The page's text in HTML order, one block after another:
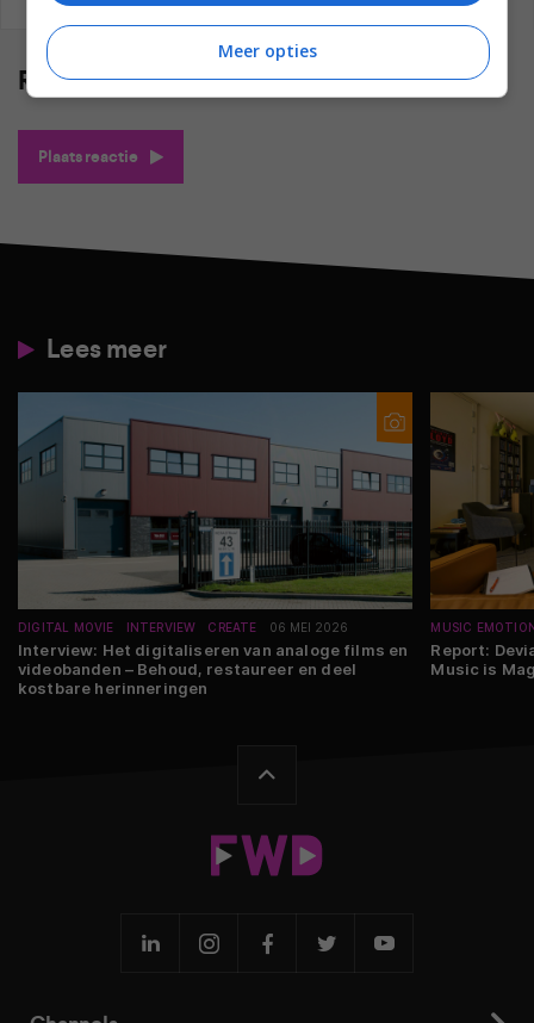
REAGEREN REACTIES (0)
Reacties(0)
Plaats reactie
Lees meer
DIGITAL MOVIE INTERVIEW CREATE 06 MEI 2026
Interview: Het digitaliseren van analoge films en
videobanden – Behoud, restaureer en deel
kostbare herinneringen
MUSIC
Report:
Music is
Meer opties